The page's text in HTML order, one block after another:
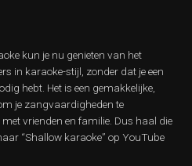
kun je nu genieten van het
in karaoke-stijl, zonder dat je een
hebt. Het is een gemakkelijke,
je zangvaardigheden te
met vrienden en familie. Dus haal die
“Shallow karaoke” op YouTube